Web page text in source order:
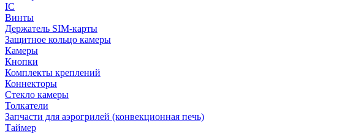
IC
Винты
Держатель SIM-карты
Защитное кольцо камеры
Камеры
Кнопки
Комплекты креплений
Коннекторы
Стекло камеры
Толкатели
Запчасти для аэрогрилей (конвекционная печь)
Таймер